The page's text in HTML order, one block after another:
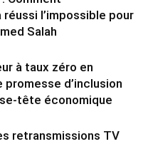
l’impossible pour
Salah
à taux zéro en
d’inclusion
tête économique
retransmissions TV